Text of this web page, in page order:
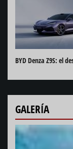
BYD Denza Z9S: el
GALERÍA